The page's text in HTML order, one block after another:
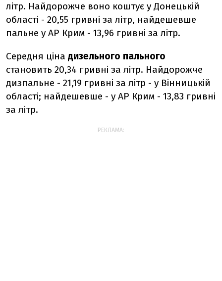
літр. Найдорожче воно коштує у Донецькій
області - 20,55 гривні за літр, найдешевше
пальне у АР Крим - 13,96 гривні за літр.
Середня ціна дизельного пального
становить 20,34 гривні за літр. Найдорожче
дизпальне - 21,19 гривні за літр - у Вінницькій
області; найдешевше - у АР Крим - 13,83 гривні
за літр.
РЕКЛАМА: